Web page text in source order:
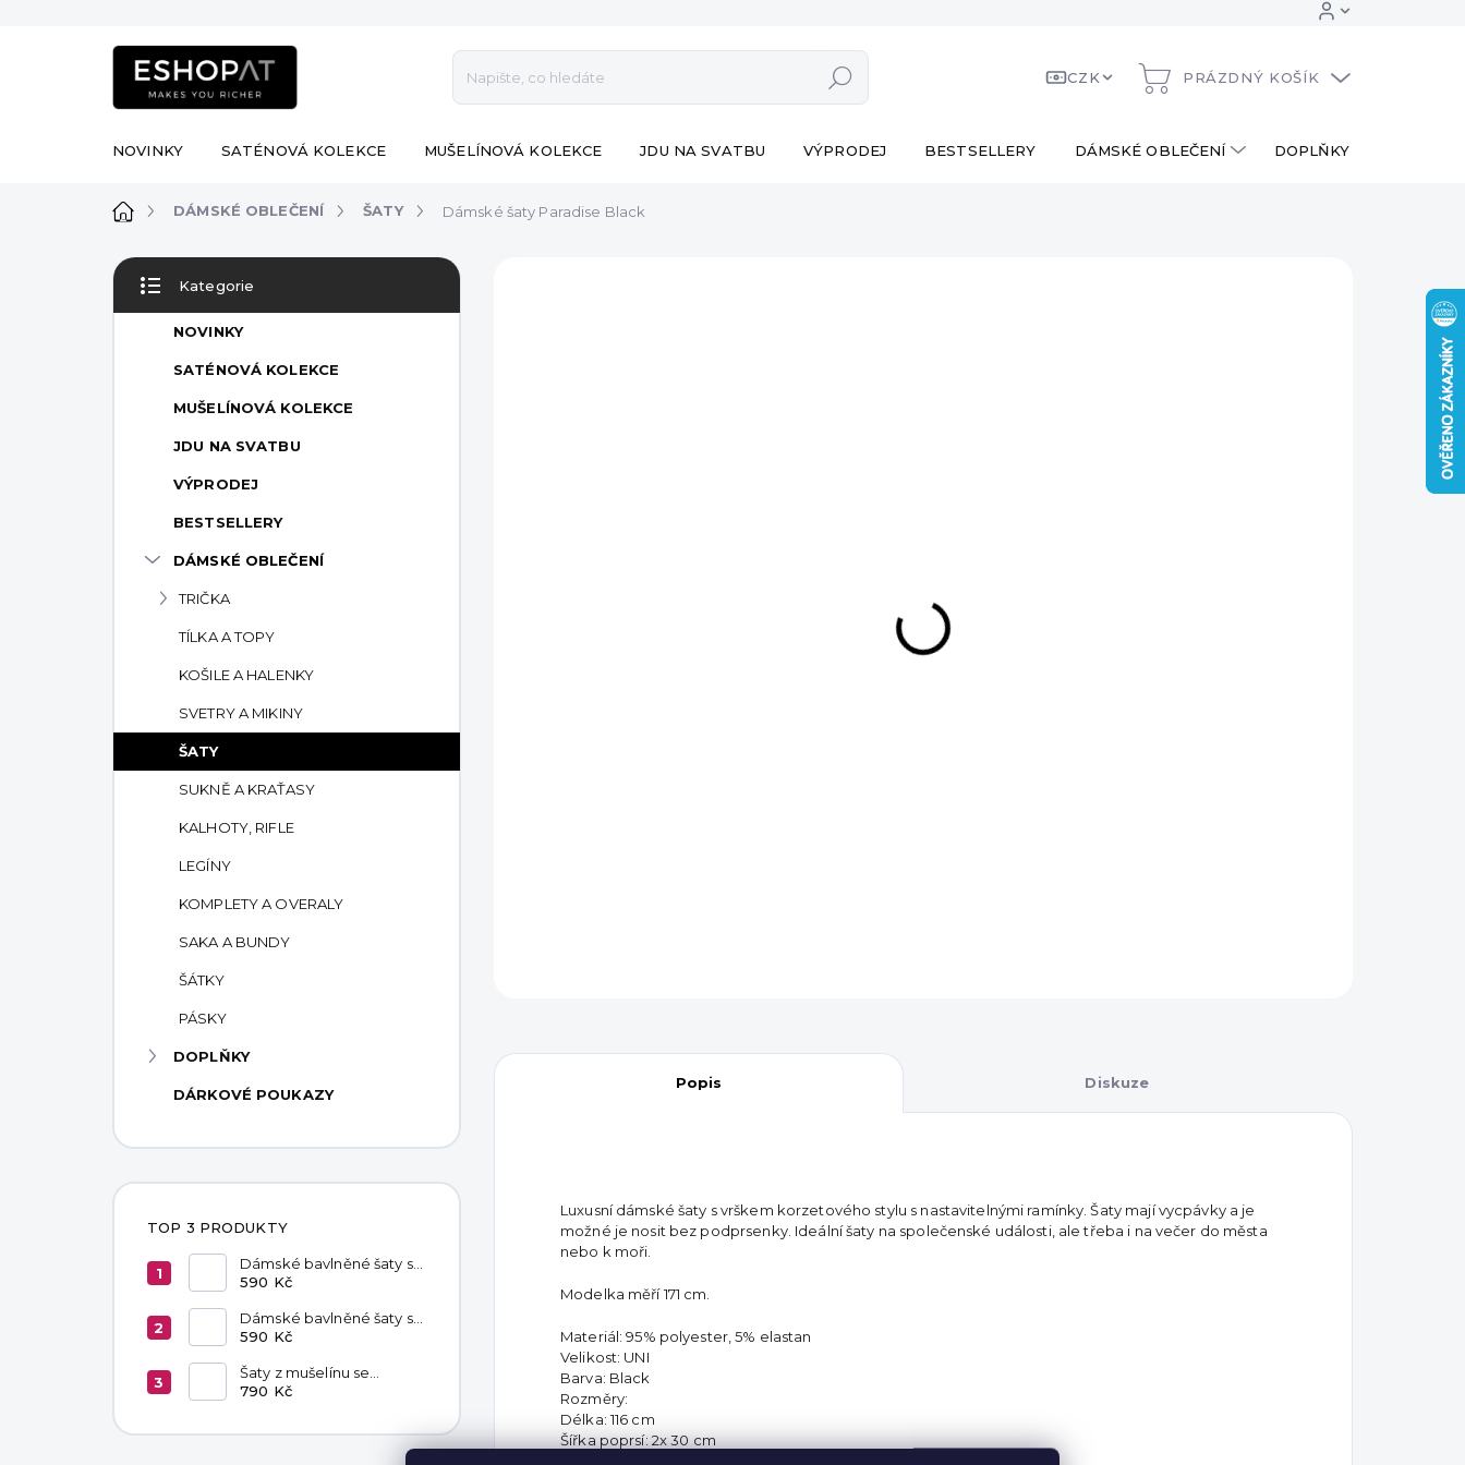
Hledat
CZK
NÁKUPNÍ
PRÁZDNÝ KOŠÍK
NOVINKY SATÉNOVÁ KOLEKCE MUŠELÍNOVÁ KOLEKCE JDU NA SVATBU VÝPRODEJ BESTSELLERY DÁMSKÉ OBLEČENÍ DOPLŇKY
DomůDÁMSKÉ OBLEČENÍ ŠATY Dámské šaty Paradise Black
P
s
kategorie
Kategorie
NOVINKY
SATÉNOVÁ KOLEKCE
MUŠELÍNOVÁ KOLEKCE
JDU NA SVATBU
VÝPRODEJ
BESTSELLERY
DÁMSKÉ OBLEČENÍ
TRIČKA
TÍLKA A TOPY
KOŠILE A HALENKY
SVETRY A MIKINY
ŠATY
SUKNĚ A KRAŤASY
KALHOTY, RIFLE
LEGÍNY
KOMPLETY A OVERALY
SAKA A BUNDY
ŠÁTKY
PÁSKY
DOPLŇKY
DÁRKOVÉ POUKAZY
TOP 3 PRODUKTY
Dámské bavlněné šaty s
kapsami Red
590 Kč
Dámské bavlněné šaty s
kapsami Chocolate
590 Kč
Šaty z mušelínu se
zavazováním v pase
790 Kč
Popis Diskuze
Luxusní dámské šaty s vrškem korzetového stylu s nastavitelnými ramínky. Šaty mají vycpávky a je
možné je nosit bez podprsenky. Ideální šaty na společenské události, ale třeba i na večer do města
nebo k moři.
Modelka měří 171 cm.
Materiál: 95% polyester, 5% elastan
Velikost: UNI
Barva: Black
Rozměry:
Délka: 116 cm
Šířka poprsí: 2x 30 cm